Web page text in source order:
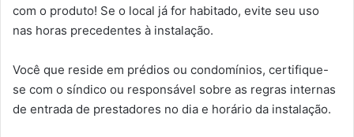
com o produto! Se o local já for habitado, evite seu uso
nas horas precedentes à instalação.
Você que reside em prédios ou condomínios, certifique-
se com o síndico ou responsável sobre as regras internas
de entrada de prestadores no dia e horário da instalação.